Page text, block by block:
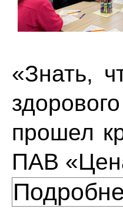
«Знать,
прошел
ПАВ